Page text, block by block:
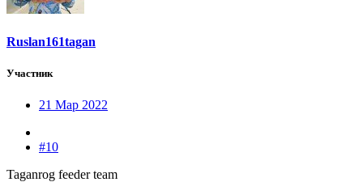
Ruslan161tagan
Участник
21 Мар 2022
#10
Taganrog feeder team